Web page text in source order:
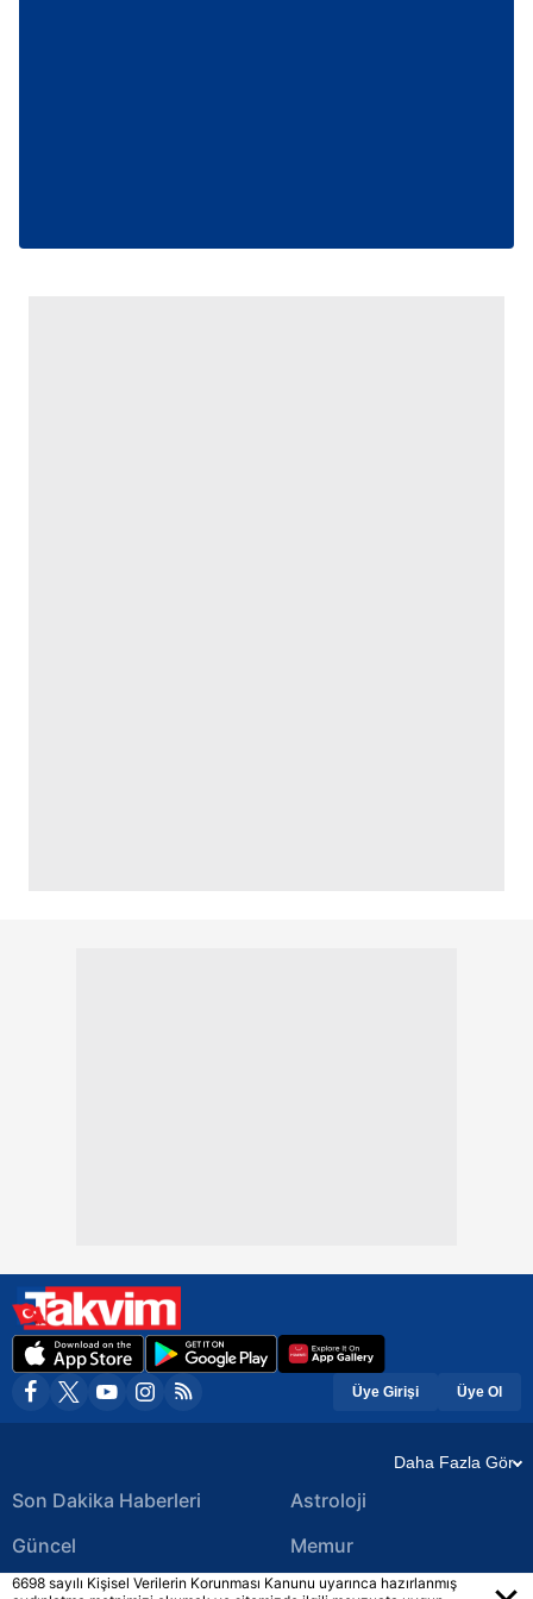
Üye Girişi Üye Ol
Daha Fazla Gör
Son Dakika Haberleri
Güncel
Ekonomi Haberleri
Astroloji
Memur
Yerel Haberler
6698 sayılı Kişisel Verilerin Korunması Kanunu uyarınca hazırlanmış